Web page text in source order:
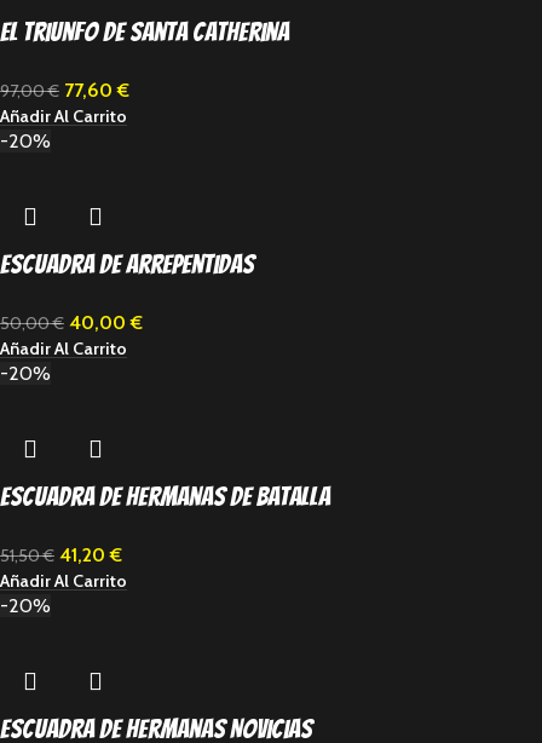
El triunfo de Santa Catherina
97,00€ 77,60€
Añadir Al Carrito
-20%
Escuadra de arrepentidas
50,00€ 40,00€
Añadir Al Carrito
-20%
Escuadra de hermanas de batalla
51,50€ 41,20€
Añadir Al Carrito
-20%
Escuadra de Hermanas Novicias